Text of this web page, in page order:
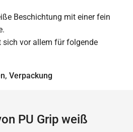
Beschichtung mit einer fein
sich vor allem für folgende
Verpackung
PU Grip weiß